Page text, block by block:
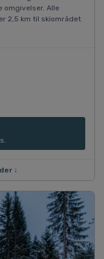
omgivelser. Alle
2,5 km til skiområdet
↓